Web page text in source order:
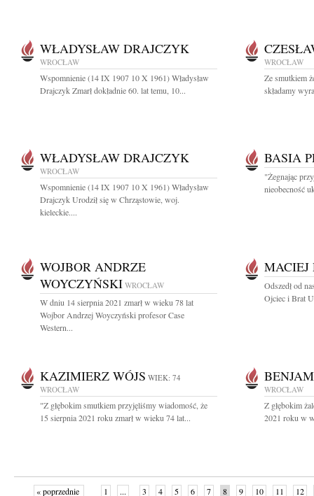
WŁADYSŁAW DRAJCZYK
WROCŁAW
Wspomnienie (14 IX 1907 10 X 1961) Władysław
Drajczyk Zmarł dokładnie 60. lat temu, 10...
WROCŁAW
Ze smutkiem
składamy
WŁADYSŁAW DRAJCZYK
WROCŁAW
Wspomnienie (14 IX 1907 10 X 1961) Władysław
Drajczyk Urodził się w Chrząstowie, woj.
kieleckie....
BASIA
"Żegnając
nieobecność
WOJBOR ANDRZE
WOYCZYŃSKI WROCŁAW
W dniu 14 sierpnia 2021 zmarł w wieku 78 lat
Wojbor Andrzej Woyczyński profesor Case
Western...
MACIEJ
Odszedł od
Ojciec i Brat
KAZIMIERZ WÓJS WIEK: 74
WROCŁAW
"Z głębokim smutkiem przyjęliśmy wiadomość, że
15 sierpnia 2021 roku zmarł w wieku 74 lat...
WROCŁAW
Z głębokim
2021 roku w
« poprzednie 1 ... 3 4 5 6 7 8 9 10 11 12